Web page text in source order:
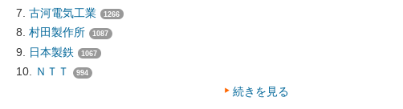
古河電気工業 1266
村田製作所 1087
日本製鉄 1067
ＮＴＴ 994
続きを見る